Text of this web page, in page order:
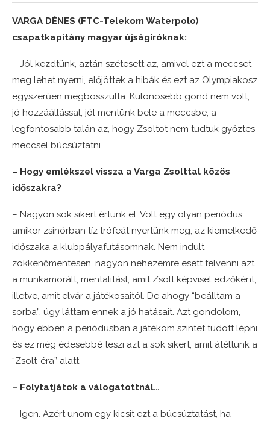
VARGA DÉNES (FTC-Telekom Waterpolo)
csapatkapitány magyar újságíróknak:
– Jól kezdtünk, aztán szétesett az, amivel ezt a meccset
meg lehet nyerni, előjöttek a hibák és ezt az Olympiakosz
egyszerűen megbosszulta. Különösebb gond nem volt,
jó hozzáállással, jól mentünk bele a meccsbe, a
legfontosabb talán az, hogy Zsoltot nem tudtuk győztes
meccsel búcsúztatni.
– Hogy emlékszel vissza a Varga Zsolttal közös
időszakra?
– Nagyon sok sikert értünk el. Volt egy olyan periódus,
amikor zsinórban tíz trófeát nyertünk meg, az kiemelkedő
időszaka a klubpályafutásomnak. Nem indult
zökkenőmentesen, nagyon nehezemre esett felvenni azt
a munkamorált, mentalitást, amit Zsolt képvisel edzőként,
illetve, amit elvár a játékosaitól. De ahogy “beálltam a
sorba”, úgy láttam ennek a jó hatásait. Azt gondolom,
hogy ebben a periódusban a játékom szintet tudott lépni
és ez még édesebbé teszi azt a sok sikert, amit átéltünk a
“Zsolt-éra” alatt.
– Folytatjátok a válogatottnál…
– Igen. Azért unom egy kicsit ezt a búcsúztatást, ha